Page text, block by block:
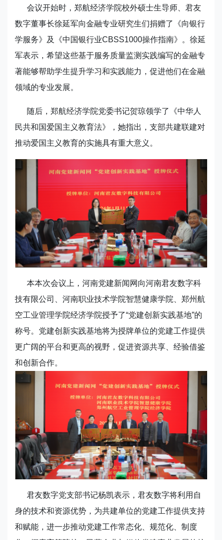
会议开始时，郑航经济学院校外硕士生导师、君友
数字董事长徐延军向金融专业研究生们捐赠了《向银行
学服务》及《中国银行业CBSS1000操作指南》。徐延
军表示，希望这些基于服务质量监测实践编写的金融专
著能够帮助学生提升学习和实践能力，促进他们在金融
领域的专业发展。
随后，郑航经济学院党委书记贺琼领学了《中华人
民共和国爱国主义教育法》，她指出，支部共建联建对
推动爱国主义教育的实施具有重大意义。
本本次会议上，河南党建新闻网向河南君友数字科
技有限公司、河南职业技术学院智慧健康学院、郑州航
空工业管理学院经济学院授予了“党建创新实践基地”的
称号。党建创新实践基地将为授牌单位的党建工作提供
更广阔的平台和更高的视野，促进资源共享、经验借鉴
和创新合作。
君友数字党支部书记杨凯表示，君友数字将利用自
身的技术和资源优势，为共建单位的党建工作提供支持
和赋能，进一步推动党建工作常态化、规范化、制度